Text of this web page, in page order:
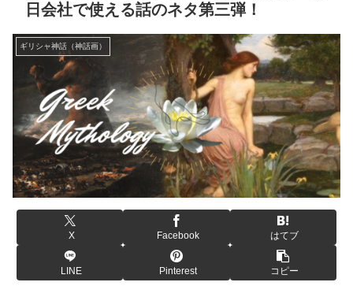
日会社で使える話のネタ第三弾！
ギリシャ神話（神話画）
X Facebook はてブ
LINE Pinterest コピー